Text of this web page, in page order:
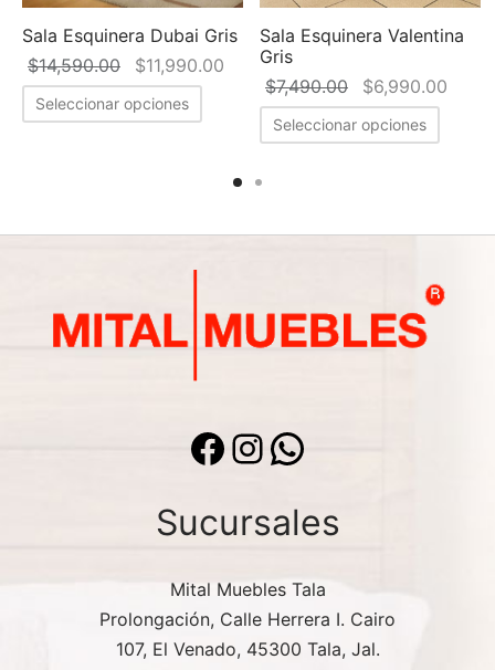
es:
Sala Esquinera Dubai Gris
$14,590.00
El precio
original
era:
$11,990.00
El precio
actual es:
$11,990.00.
Seleccionar opciones
Sala Esquinera Valentina
Gris
$7,490.00
El precio
original
era:
$6,990.00
Seleccionar opciones
Facebook Instagram
Sucursales
Mital Muebles Tala
Prolongación, Calle Herrera I. Cairo
107, El Venado, 45300 Tala, Jal.